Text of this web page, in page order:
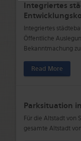
Integriertes
Integriertes
Öffentliche
Bekanntmachung
Read More
Parksituation
Für die Altstadt von
gesamte Altstadt